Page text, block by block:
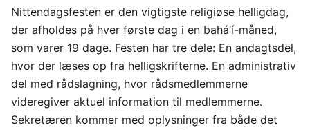
Nittendagsfesten er den vigtigste religiøse helligdag,
der afholdes på hver første dag i en bahá’í-måned,
som varer 19 dage. Festen har tre dele: En andagtsdel,
hvor der læses op fra helligskrifterne. En administrativ
del med rådslagning, hvor rådsmedlemmerne
videregiver aktuel information til medlemmerne.
Sekretæren kommer med oplysninger fra både det